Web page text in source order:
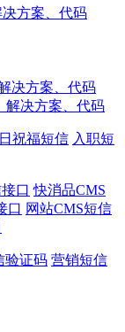
方案、代码
决方案、代码
解决方案、代码
祝福短信 入职短
口 快消品CMS
口 网站CMS短信
验证码 营销短信